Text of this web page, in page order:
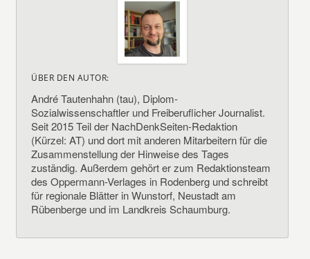
ÜBER DEN AUTOR:
André Tautenhahn (tau), Diplom-
Sozialwissenschaftler und Freiberuflicher Journalist.
Seit 2015 Teil der NachDenkSeiten-Redaktion
(Kürzel: AT) und dort mit anderen Mitarbeitern für die
Zusammenstellung der Hinweise des Tages
zuständig. Außerdem gehört er zum Redaktionsteam
des Oppermann-Verlages in Rodenberg und schreibt
für regionale Blätter in Wunstorf, Neustadt am
Rübenberge und im Landkreis Schaumburg.